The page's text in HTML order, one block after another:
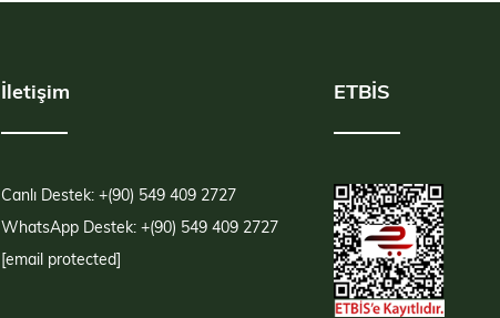
İletişim
Canlı Destek: +(90) 549 409 2727
WhatsApp Destek: +(90) 549 409 2727
[email protected]
ETBİS